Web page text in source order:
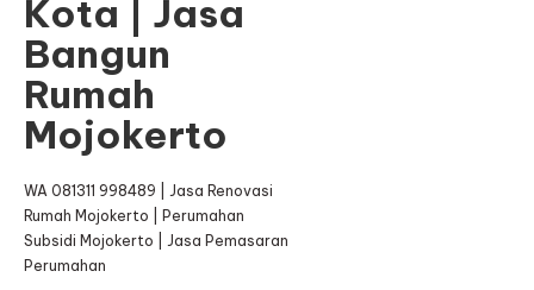
Kota | Jasa
Bangun
Rumah
Mojokerto
WA 081311 998489 | Jasa Renovasi
Rumah Mojokerto | Perumahan
Subsidi Mojokerto | Jasa Pemasaran
Perumahan